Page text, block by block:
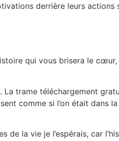
derrière leurs actions
qui vous brisera le cœur,
trame téléchargement
comme si l’on était dans
de la vie je l’espérais, car